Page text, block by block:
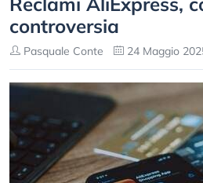
controversia
Pasquale Conte 24 Maggio